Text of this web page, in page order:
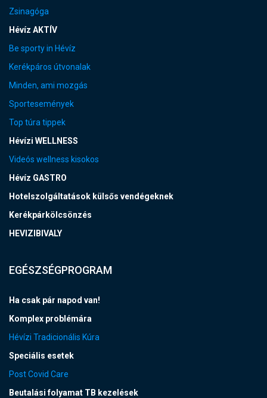
Zsinagóga
Hévíz AKTÍV
Be sporty in Hévíz
Kerékpáros útvonalak
Minden, ami mozgás
Sportesemények
Top túra tippek
Hévízi WELLNESS
Videós wellness kisokos
Hévíz GASTRO
Hotelszolgáltatások külsős vendégeknek
Kerékpárkölcsönzés
HEVIZIBIVALY
EGÉSZSÉGPROGRAM
Ha csak pár napod van!
Komplex problémára
Hévízi Tradicionális Kúra
Speciális esetek
Post Covid Care
Beutalási folyamat TB kezelések